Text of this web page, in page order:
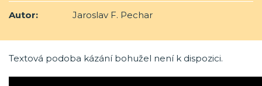
Autor: Jaroslav F. Pechar
Textová podoba kázání bohužel není k dispozici.